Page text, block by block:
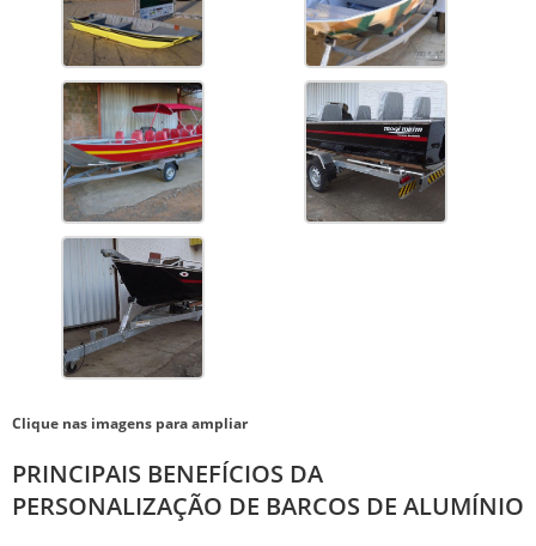
Clique nas imagens para ampliar
PRINCIPAIS BENEFÍCIOS DA
PERSONALIZAÇÃO DE BARCOS DE ALUMÍNIO